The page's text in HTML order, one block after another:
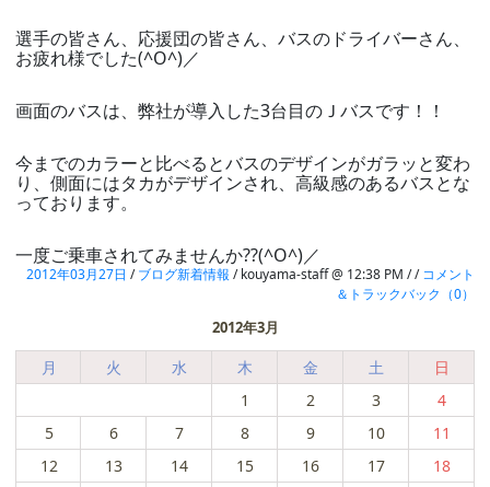
選手の皆さん、応援団の皆さん、バスのドライバーさん、
お疲れ様でした(^O^)／
画面のバスは、弊社が導入した3台目のＪバスです！！
今までのカラーと比べるとバスのデザインがガラッと変わ
り、側面にはタカがデザインされ、高級感のあるバスとな
っております。
一度ご乗車されてみませんか??(^O^)／
2012年03月27日 /ブログ新着情報 / kouyama-staff @ 12:38 PM / /コメント
＆トラックバック（0）
2012年3月
月 火 水 木 金 土
日
1
2 3
4
5
6 7 8 9 10
11
12
13 14 15 16 17
18